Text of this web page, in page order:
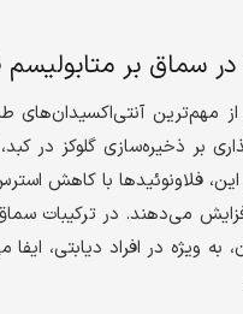
سماق بر متابولیسم
از مهم‌ترین
بر ذخیره‌سازی گلوکز
این، فلاونوئیدها با کاهش
می‌دهند. در ترکیبات
ویژه در افراد دیابتی،